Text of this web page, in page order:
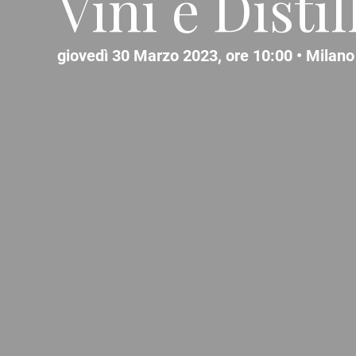
giovedì 30 Marzo 2023, ore 10:00 • Milano